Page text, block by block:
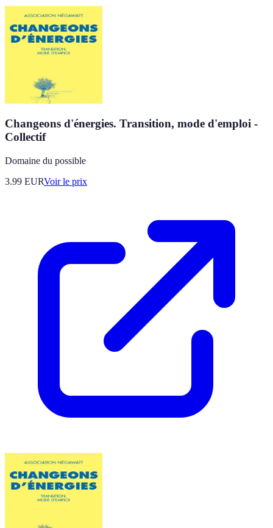
Changeons d'énergies. Transition, mode d'emploi -
Collectif
Domaine du possible
3.99 EURVoir le prix